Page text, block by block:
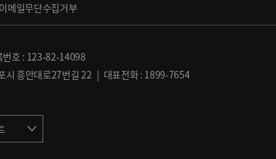
이메일무단수집거부
호 : 123-82-14098
시 흥안대로27번길 22 | 대표전화 : 1899-7654